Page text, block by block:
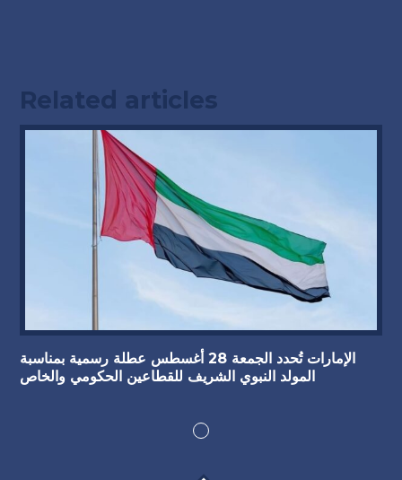
Related articles
الإمارات تُحدد الجمعة 28 أغسطس عطلة رسمية بمناسبة
المولد النبوي الشريف للقطاعين الحكومي والخاص